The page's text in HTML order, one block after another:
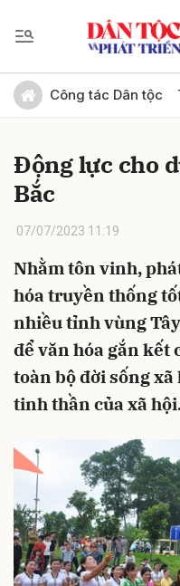
Công tác Dân tộc
Động lực cho
Bắc
07/07/2023 11:19
Nhằm tôn vinh,
hóa truyền thống
nhiều tỉnh vùng
để văn hóa gắn kết
toàn bộ đời sống
tinh thần của xã
Gửi bình luận